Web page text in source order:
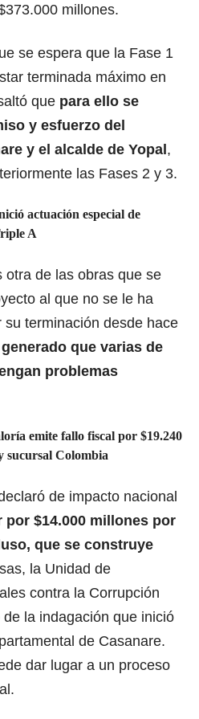
millones.
se espera que la Fase 1
terminada máximo en
que para ello se
y esfuerzo del
y el alcalde de Yopal,
las Fases 2 y 3.
actuación especial de
A
otra de las obras que se
al que no se le ha
terminación desde hace
que varias de
problemas
emite fallo fiscal por $19.240
sucursal Colombia
de impacto nacional
$14.000 millones por
que se construye
la Unidad de
contra la Corrupción
la indagación que inició
de Casanare.
dar lugar a un proceso